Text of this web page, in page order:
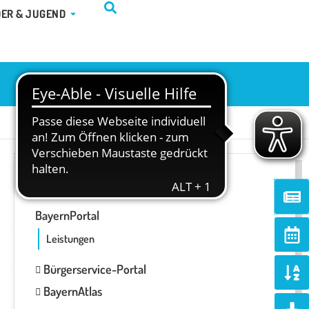
& FREIZEIT
& JUGEND ÖFFNE KINDER & JUGEND
BayernPortal
Leistungen
Bürgerservice-Portal
BayernAtlas
alt